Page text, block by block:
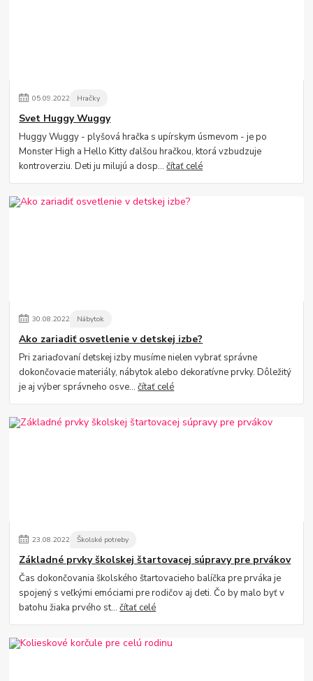
05.09.2022 Hračky
Svet Huggy Wuggy
Huggy Wuggy - plyšová hračka s upírskym úsmevom - je po
Monster High a Hello Kitty ďalšou hračkou, ktorá vzbudzuje
kontroverziu. Deti ju milujú a dosp...čítať celé
30.08.2022 Nábytok
Ako zariadiť osvetlenie v detskej izbe?
Pri zariaďovaní detskej izby musíme nielen vybrať správne
dokončovacie materiály, nábytok alebo dekoratívne prvky. Dôležitý
je aj výber správneho osve...čítať celé
23.08.2022 Školské potreby
Základné prvky školskej štartovacej súpravy pre prvákov
Čas dokončovania školského štartovacieho balíčka pre prváka je
spojený s veľkými emóciami pre rodičov aj deti. Čo by malo byť v
batohu žiaka prvého st...čítať celé